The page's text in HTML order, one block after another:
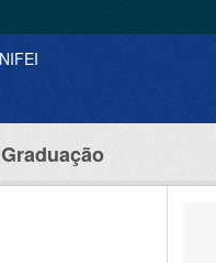
Graduação